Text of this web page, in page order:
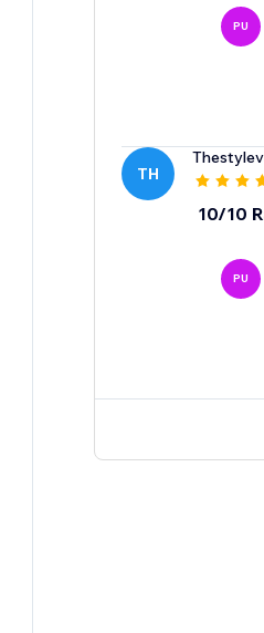
PU
TH
10/10
PU